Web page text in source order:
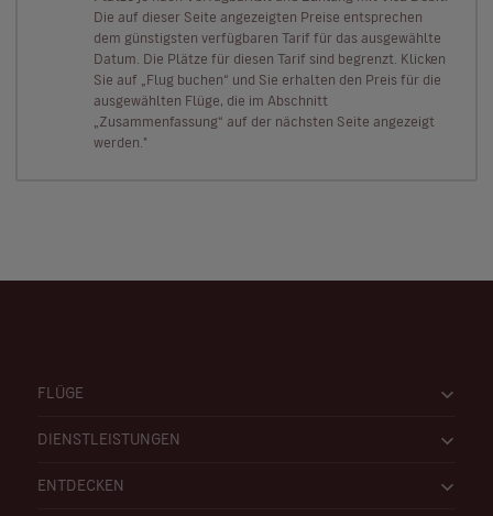
Die auf dieser Seite angezeigten Preise entsprechen
dem günstigsten verfügbaren Tarif für das ausgewählte
Datum. Die Plätze für diesen Tarif sind begrenzt. Klicken
Sie auf „Flug buchen“ und Sie erhalten den Preis für die
ausgewählten Flüge, die im Abschnitt
„Zusammenfassung“ auf der nächsten Seite angezeigt
werden."
FLÜGE
DIENSTLEISTUNGEN
ENTDECKEN